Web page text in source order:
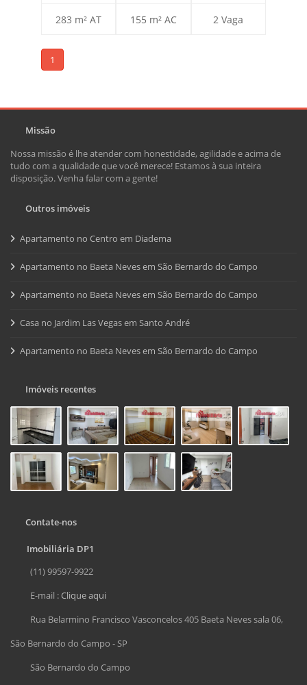
283 m² AT 155 m² AC 2 Vaga
1
Missão
Nossa missão é lhe atender com honestidade, agilidade e acima de
tudo com a qualidade que você merece! Estamos à sua inteira
disposição. Venha falar com a gente!
Outros imóveis
Apartamento no Centro em Diadema
Apartamento no Baeta Neves em São Bernardo do Campo
Apartamento no Baeta Neves em São Bernardo do Campo
Casa no Jardim Las Vegas em Santo André
Apartamento no Baeta Neves em São Bernardo do Campo
Imóveis recentes
Contate-nos
Imobiliária DP1
(11) 99597-9922
E-mail :Clique aqui
Rua Belarmino Francisco Vasconcelos 405 Baeta Neves sala 06,
São Bernardo do Campo - SP
São Bernardo do Campo